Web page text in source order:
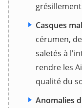
Casques
cérumen,
saletés à
rendre les
qualité du
Anomalies